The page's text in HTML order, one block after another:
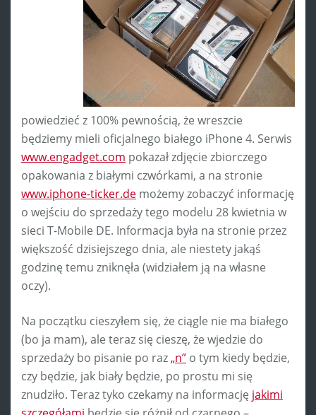
powiedzieć z 100% pewnością, że wreszcie
będziemy mieli oficjalnego białego iPhone 4. Serwis
www.engadget.com pokazał zdjęcie zbiorczego
opakowania z białymi czwórkami, a na stronie
www.iphone-ticker.de możemy zobaczyć informację
o wejściu do sprzedaży tego modelu 28 kwietnia w
sieci T-Mobile DE. Informacja była na stronie przez
większość dzisiejszego dnia, ale niestety jakąś
godzinę temu zniknęła (widziałem ją na własne
oczy).
Na początku cieszyłem się, że ciągle nie ma białego
(bo ja mam), ale teraz się cieszę, że wjedzie do
sprzedaży bo pisanie po raz„n” o tym kiedy będzie,
czy będzie, jak biały będzie, po prostu mi się
znudziło. Teraz tyko czekamy na informację jakimi